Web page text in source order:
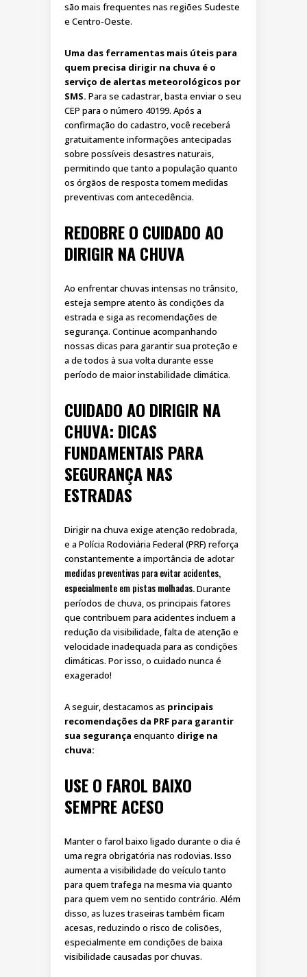
são mais frequentes nas regiões Sudeste
e Centro-Oeste.
Uma das ferramentas mais úteis para
quem precisa dirigir na chuva é o
serviço de alertas meteorológicos por
SMS. Para se cadastrar, basta enviar o seu
CEP para o número 40199. Após a
confirmação do cadastro, você receberá
gratuitamente informações antecipadas
sobre possíveis desastres naturais,
permitindo que tanto a população quanto
os órgãos de resposta tomem medidas
preventivas com antecedência.
REDOBRE O CUIDADO AO
DIRIGIR NA CHUVA
Ao enfrentar chuvas intensas no trânsito,
esteja sempre atento às condições da
estrada e siga as recomendações de
segurança. Continue acompanhando
nossas dicas para garantir sua proteção e
a de todos à sua volta durante esse
período de maior instabilidade climática.
CUIDADO AO DIRIGIR NA
CHUVA: DICAS
FUNDAMENTAIS PARA
SEGURANÇA NAS
ESTRADAS
Dirigir na chuva exige atenção redobrada,
e a Polícia Rodoviária Federal (PRF) reforça
constantemente a importância de adotar
medidas preventivas para evitar acidentes,
especialmente em pistas molhadas.Durante
períodos de chuva, os principais fatores
que contribuem para acidentes incluem a
redução da visibilidade, falta de atenção e
velocidade inadequada para as condições
climáticas. Por isso, o cuidado nunca é
exagerado!
A seguir, destacamos as principais
recomendações da PRF para garantir
sua segurança enquanto dirige na
chuva:
USE O FAROL BAIXO
SEMPRE ACESO
Manter o farol baixo ligado durante o dia é
uma regra obrigatória nas rodovias. Isso
aumenta a visibilidade do veículo tanto
para quem trafega na mesma via quanto
para quem vem no sentido contrário. Além
disso, as luzes traseiras também ficam
acesas, reduzindo o risco de colisões,
especialmente em condições de baixa
visibilidade causadas por chuvas.